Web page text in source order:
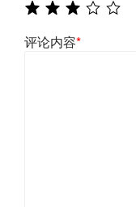
评论内容*